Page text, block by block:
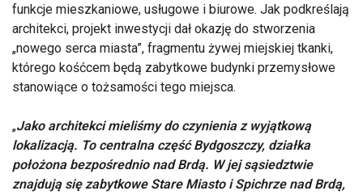
funkcje mieszkaniowe, usługowe i biurowe. Jak podkreślają
architekci, projekt inwestycji dał okazję do stworzenia
„nowego serca miasta”, fragmentu żywej miejskiej tkanki,
którego kośćcem będą zabytkowe budynki przemysłowe
stanowiące o tożsamości tego miejsca.
„Jako architekci mieliśmy do czynienia z wyjątkową
lokalizacją. To centralna część Bydgoszczy, działka
położona bezpośrednio nad Brdą. W jej sąsiedztwie
znajdują się zabytkowe Stare Miasto i Spichrze nad Brdą,